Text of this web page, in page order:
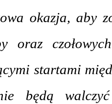
okazja, aby
oraz
startami
będą